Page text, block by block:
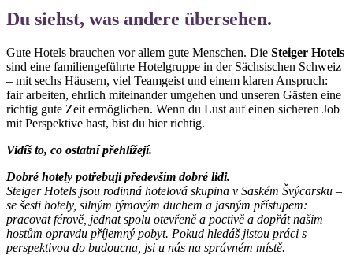
Du siehst, was andere übersehen.
Gute Hotels brauchen vor allem gute Menschen. Die Steiger Hotels
sind eine familiengeführte Hotelgruppe in der Sächsischen Schweiz
– mit sechs Häusern, viel Teamgeist und einem klaren Anspruch:
fair arbeiten, ehrlich miteinander umgehen und unseren Gästen eine
richtig gute Zeit ermöglichen. Wenn du Lust auf einen sicheren Job
mit Perspektive hast, bist du hier richtig.
Vidíš to, co ostatní přehlížejí.
Dobré hotely potřebují především dobré lidi.
Steiger Hotels jsou rodinná hotelová skupina v Saském Švýcarsku –
se šesti hotely, silným týmovým duchem a jasným přístupem:
pracovat férově, jednat spolu otevřeně a poctivě a dopřát našim
hostům opravdu příjemný pobyt. Pokud hledáš jistou práci s
perspektivou do budoucna, jsi u nás na správném místě.